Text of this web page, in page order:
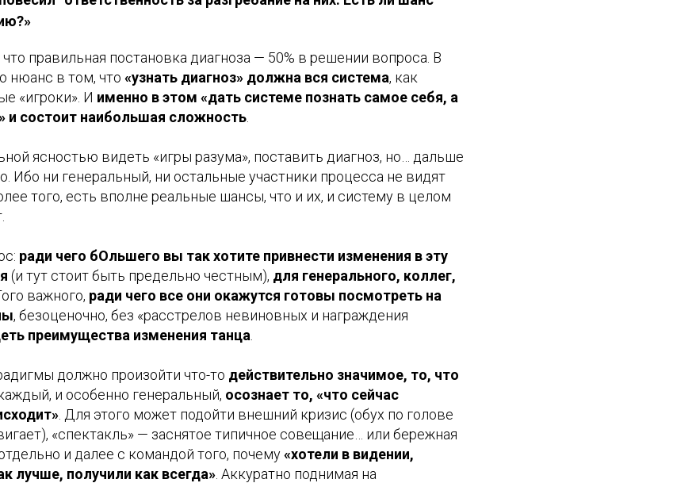
правильная постановка диагноза — 50% в решении вопроса. В
нюанс в том, что «узнать диагноз» должна вся система, как
«игроки». И именно в этом «дать системе познать самое себя, а
и состоит наибольшая сложность
ясностью видеть «игры разума», поставить диагноз, но… дальше
Ибо ни генеральный, ни остальные участники процесса не видят
того, есть вполне реальные шансы, что и их, и систему в целом
ради чего бОльшего вы так хотите привнести изменения в эту
(и тут стоит быть предельно честным), для генерального, коллег,
важного, ради чего все они окажутся готовы посмотреть на
, безоценочно, без «расстрелов невиновных и награждения
преимущества изменения танца
должно произойти что-то действительно значимое, то, что
каждый, и особенно генеральный, осознает то, «что сейчас
. Для этого может подойти внешний кризис (обух по голове
«спектакль» — заснятое типичное совещание… или бережная
и далее с командой того, почему«хотели в видении,
лучше, получили как всегда» . Аккуратно поднимая на